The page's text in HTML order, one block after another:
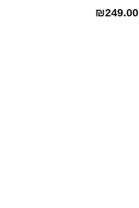
السعر ₪249.00
السعر